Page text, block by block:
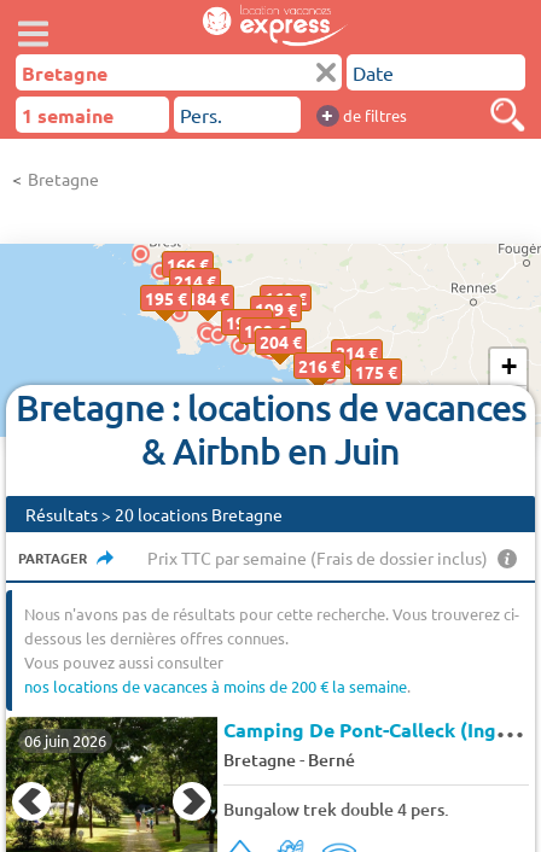
+ de filtres
Bretagne
160 €
166 €
175 €
184 €
192 €
195 €
196 €
199 €
204 €
214 €
214 €
216 €
+
−
Bretagne : locations de vacances
& Airbnb en Juin
Résultats > 20 locations Bretagne
PARTAGER Prix TTC par semaine (Frais de dossier inclus)
Nous n'avons pas de résultats pour cette recherche. Vous trouverez ci-
dessous les dernières offres connues.
Vous pouvez aussi consulter
nos locations de vacances à moins de 200 € la semaine.
06 juin 2026 C
amping De Pont-Calleck (Inguiniel à 5 km)
Bretagne- Berné
Bungalow trek double 4 pers.